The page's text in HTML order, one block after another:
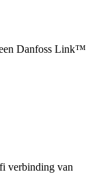
Danfoss Link™
verbinding van